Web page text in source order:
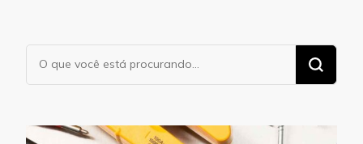
Procurando
algo?